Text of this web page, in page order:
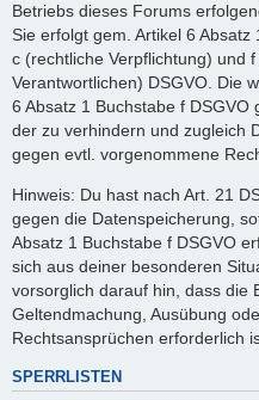
Betriebs dieses Forums
Sie erfolgt gem. Artikel 6 Absatz
c (rechtliche Verpflichtung) und
Verantwortlichen) DSGVO. Die
6 Absatz 1 Buchstabe f
der zu verhindern und zugleich
gegen evtl. vorgenommene
Hinweis: Du hast nach Art. 21
gegen die Datenspeicherung,
Absatz 1 Buchstabe f DSGVO
sich aus deiner besonderen
vorsorglich darauf hin, dass die
Geltendmachung, Ausübung
Rechtsansprüchen erforderlich
SPERRLISTEN